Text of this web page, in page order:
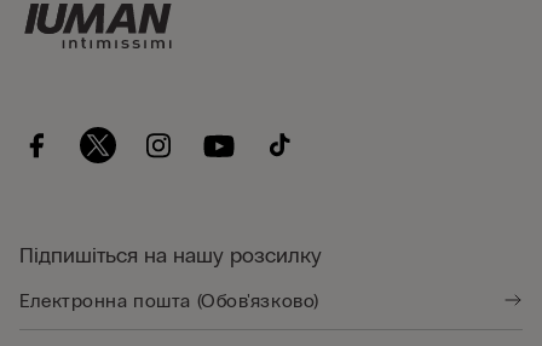
Підпишіться на нашу розсилку